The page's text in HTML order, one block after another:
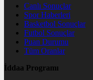
Canlı Sonuçlar
Spor Haberleri
Basketbol Sonuçlar
Futbol Sonuçlar
Puan Durumu
Tüm Oranlar
İddaa Programı